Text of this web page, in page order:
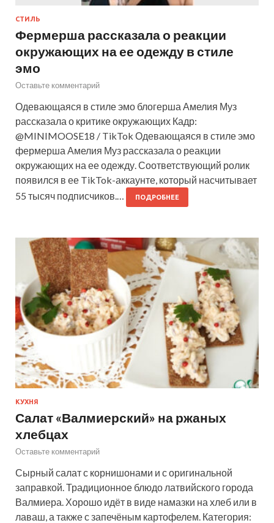
СТИЛЬ
Фермерша рассказала о реакции
окружающих на ее одежду в стиле
эмо
Оставьте комментарий
Одевающаяся в стиле эмо блогерша Амелия Муз
рассказала о критике окружающих Кадр:
@MINIMOOSE18 / TikTok Одевающаяся в стиле эмо
фермерша Амелия Муз рассказала о реакции
окружающих на ее одежду. Соответствующий ролик
появился в ее TikTok-аккаунте, который насчитывает
55 тысяч подписчиков.…
ПОДРОБНЕЕ
КУХНЯ
Салат «Валмиерский» на ржаных
хлебцах
Оставьте комментарий
Сырный салат с корнишонами и с оригинальной
заправкой. Традиционное блюдо латвийского города
Валмиера. Хорошо идёт в виде намазки на хлеб или в
лаваш, а также с запечёным картофелем. Категория: